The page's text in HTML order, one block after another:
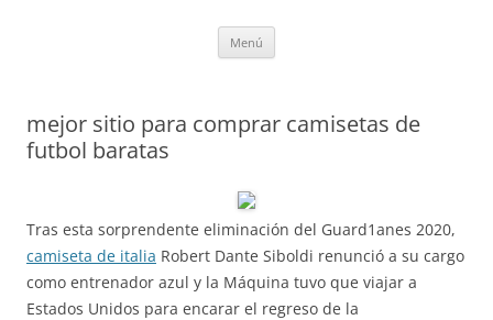
Menú
mejor sitio para comprar camisetas de
futbol baratas
Tras esta sorprendente eliminación del Guard1anes 2020,
camiseta de italia Robert Dante Siboldi renunció a su cargo
como entrenador azul y la Máquina tuvo que viajar a
Estados Unidos para encarar el regreso de la